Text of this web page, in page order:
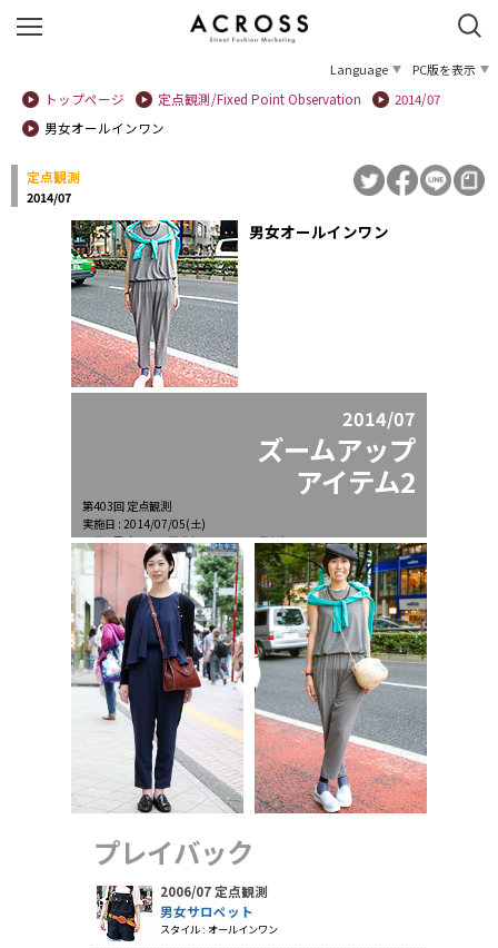
Language
PC版を表示
トップページ
定点観測/Fixed Point Observation
2014/07
男女オールインワン
定点観測
2014/07
男女オールインワン
2014/07
ズームアップ
アイテム2
第403回 定点観測
実施日 : 2014/07/05(土)
天候 : 曇時々雨、最高気温24.3℃、最低気温20.1℃
プレイバック
2006/07 定点観測
男女サロペット
スタイル : オールインワン